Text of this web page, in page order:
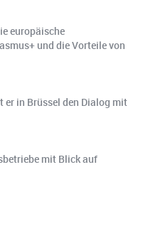
europäische
und die Vorteile von
in Brüssel den Dialog mit
mit Blick auf